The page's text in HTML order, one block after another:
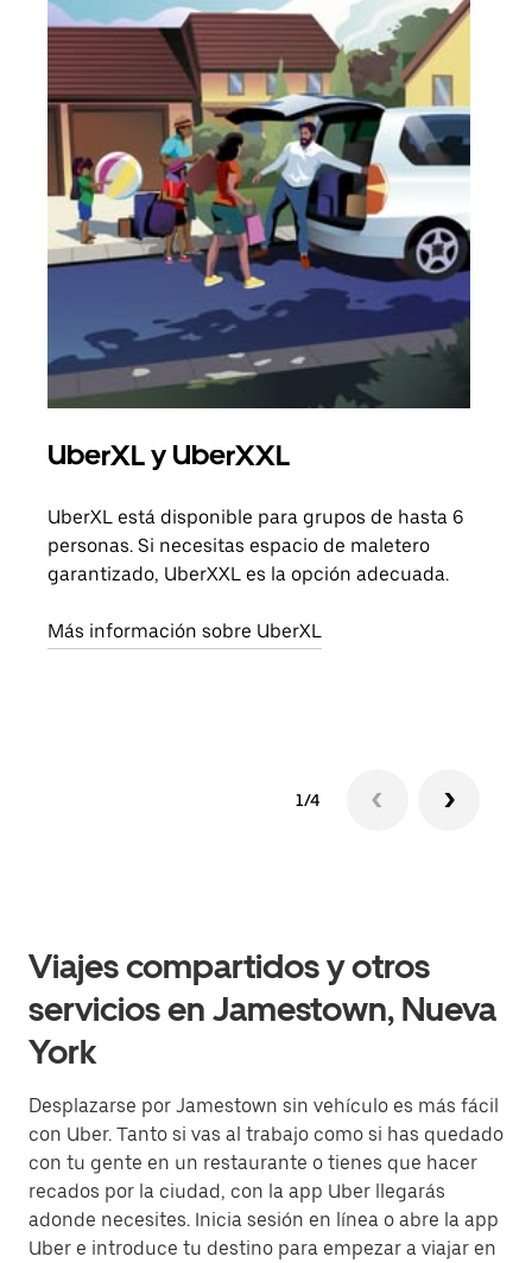
UberXL y UberXXL
UberXL está disponible para grupos de hasta 6
personas. Si necesitas espacio de maletero
garantizado, UberXXL es la opción adecuada.
Más información sobre UberXL
1/4
Viajes compartidos y otros
servicios en Jamestown, Nueva
York
Desplazarse por Jamestown sin vehículo es más fácil
con Uber. Tanto si vas al trabajo como si has quedado
con tu gente en un restaurante o tienes que hacer
recados por la ciudad, con la app Uber llegarás
adonde necesites. Inicia sesión en línea o abre la app
Uber e introduce tu destino para empezar a viajar en